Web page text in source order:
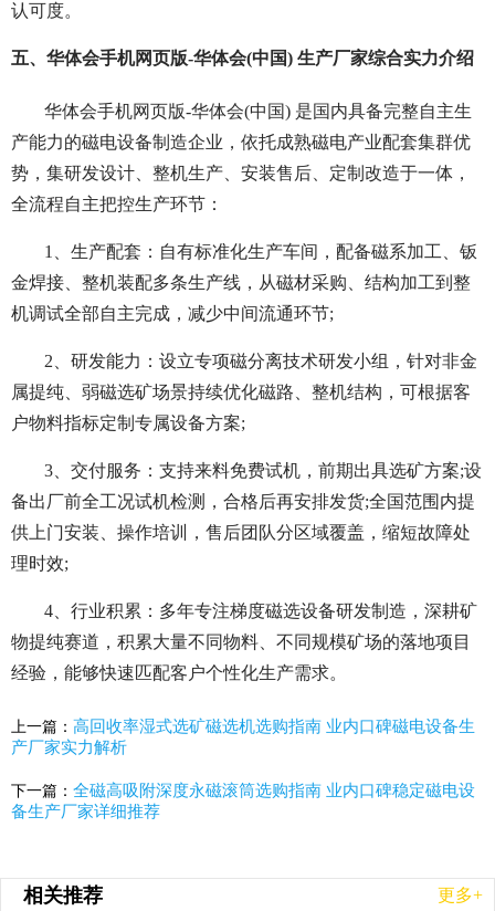
认可度。
五、华体会手机网页版-华体会(中国) 生产厂家综合实力介绍
华体会手机网页版-华体会(中国) 是国内具备完整自主生
产能力的磁电设备制造企业，依托成熟磁电产业配套集群优
势，集研发设计、整机生产、安装售后、定制改造于一体，
全流程自主把控生产环节：
1、生产配套：自有标准化生产车间，配备磁系加工、钣
金焊接、整机装配多条生产线，从磁材采购、结构加工到整
机调试全部自主完成，减少中间流通环节;
2、研发能力：设立专项磁分离技术研发小组，针对非金
属提纯、弱磁选矿场景持续优化磁路、整机结构，可根据客
户物料指标定制专属设备方案;
3、交付服务：支持来料免费试机，前期出具选矿方案;设
备出厂前全工况试机检测，合格后再安排发货;全国范围内提
供上门安装、操作培训，售后团队分区域覆盖，缩短故障处
理时效;
4、行业积累：多年专注梯度磁选设备研发制造，深耕矿
物提纯赛道，积累大量不同物料、不同规模矿场的落地项目
经验，能够快速匹配客户个性化生产需求。
上一篇： 高回收率湿式选矿磁选机选购指南 业内口碑磁电设备生
产厂家实力解析
下一篇： 全磁高吸附深度永磁滚筒选购指南 业内口碑稳定磁电设
备生产厂家详细推荐
相关推荐 更多+